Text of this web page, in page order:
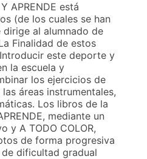
APRENDE está
(de los cuales se han
al alumnado de
Finalidad de estos
este deporte y
la escuela y
los ejercicios de
áreas instrumentales,
Los libros de la
mediante un
y A TODO COLOR,
de forma progresiva
dificultad gradual